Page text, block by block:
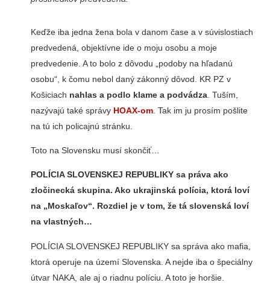
Keďže iba jedna žena bola v danom čase a v súvislostiach
predvedená, objektívne ide o moju osobu a moje
predvedenie. A to bolo z dôvodu „podoby na hľadanú
osobu“, k čomu nebol daný zákonný dôvod. KR PZ v
Košiciach nahlas a podlo klame a podvádza. Tuším,
nazývajú také správy HOAX-om. Tak im ju prosím pošlite
na tú ich policajnú stránku.
Toto na Slovensku musí skončiť…
POLÍCIA SLOVENSKEJ REPUBLIKY sa práva ako
zločinecká skupina. Ako ukrajinská polícia, ktorá loví
na „Moskaľov“. Rozdiel je v tom, že tá slovenská loví
na vlastných…
POLÍCIA SLOVENSKEJ REPUBLIKY sa správa ako mafia,
ktorá operuje na území Slovenska. A nejde iba o špeciálny
útvar NAKA, ale aj o riadnu políciu. A toto je horšie.